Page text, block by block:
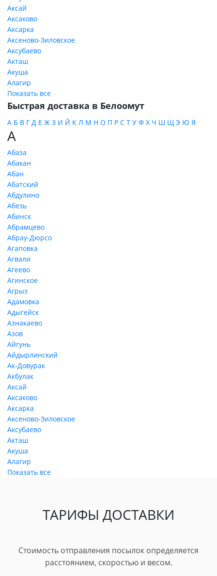
Аксай
Аксаково
Аксарка
Аксеново-Зиловское
Аксубаево
Акташ
Акуша
Алагир
Показать все
Быстрая доставка в Белоомут
А Б В Г Д Е Ж З И Й К Л М Н О П Р С Т У Ф Х Ч Ш Щ Э Ю Я
А
Абаза
Абакан
Абан
Абатский
Абдулино
Абезь
Абинск
Абрамцево
Абрау-Дюрсо
Агаповка
Агвали
Агеево
Агинское
Агрыз
Адамовка
Адыгейск
Азнакаево
Азов
Айгунь
Айдырлинский
Ак-Довурак
Акбулак
Аксай
Аксаково
Аксарка
Аксеново-Зиловское
Аксубаево
Акташ
Акуша
Алагир
Показать все
ТАРИФЫ ДОСТАВКИ
Стоимость отправления посылок определяется
расстоянием, скоростью и весом.